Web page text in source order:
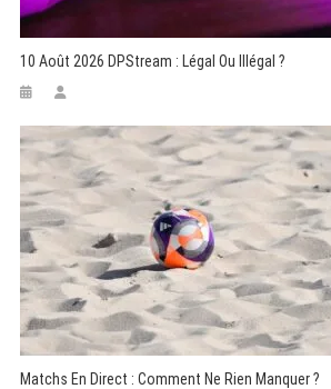
10 Août 2026 DPStream : Légal Ou Illégal ?
Matchs En Direct : Comment Ne Rien Manquer ?